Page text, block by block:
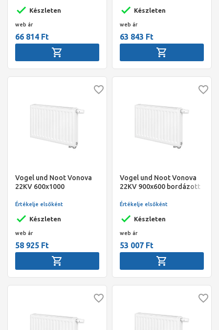
Készleten
web ár
66 814 Ft
Készleten
web ár
63 843 Ft
Vogel und Noot Vonova
22KV 600x1000
radiátor, balos
Készleten
Értékelje elsőként
web ár
58 925 Ft
Vogel und Noot Vonova
22KV 900x600 bordázott
Készleten
Értékelje elsőként
web ár
53 007 Ft